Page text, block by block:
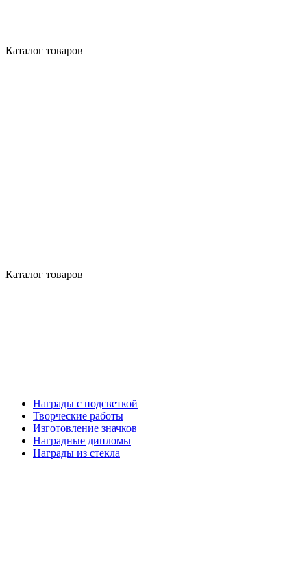
Каталог товаров
Каталог товаров
Награды с подсветкой
Творческие работы
Изготовление значков
Наградные дипломы
Награды из стекла